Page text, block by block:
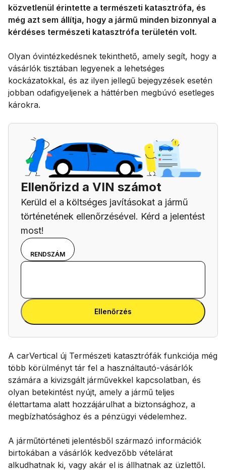
közvetlenül érintette a természeti katasztrófa, és
még azt sem állítja, hogy a jármű minden bizonnyal a
kérdéses természeti katasztrófa területén volt.
Olyan óvintézkedésnek tekinthető, amely segít, hogy a
vásárlók tisztában legyenek a lehetséges
kockázatokkal, és az ilyen jellegű bejegyzések esetén
jobban odafigyeljenek a háttérben megbúvó esetleges
károkra.
Ellenőrizd a VIN számot
Kerüld el a költséges javításokat a jármű
történetének ellenőrzésével. Kérd a jelentést
most!
Válassz
beviteli
szám és
a
rendszám
RENDSZÁM
Add meg az alvázszámot (VIN)
(VIN)
Add meg az alvázszámot (VIN)
Ellenőrzés
A carVertical új Természeti katasztrófák funkciója még
több körülményt tár fel a használtautó-vásárlók
számára a kivizsgált járművekkel kapcsolatban, és
olyan betekintést nyújt, amely a jármű teljes
élettartama alatt hozzájárulhat a biztonsághoz, a
megbízhatósághoz és a pénzügyi védelemhez.
A járműtörténeti jelentésből származó információk
birtokában a vásárlók kedvezőbb vételárat
alkudhatnak ki, vagy akár el is állhatnak az üzlettől.